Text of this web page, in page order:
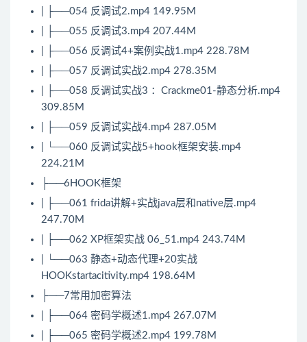
| ├──054 反调试2.mp4 149.95M
| ├──055 反调试3.mp4 207.44M
| ├──056 反调试4+案例实战1.mp4 228.78M
| ├──057 反调试实战2.mp4 278.35M
| ├──058 反调试实战3 ：Crackme01-静态分析.mp4
309.85M
| ├──059 反调试实战4.mp4 287.05M
| └──060 反调试实战5+hook框架安装.mp4
224.21M
├──6HOOK框架
| ├──061 frida讲解+实战java层和native层.mp4
247.70M
| ├──062 XP框架实战 06_51.mp4 243.74M
| └──063 静态+动态代理+20实战
HOOKstartacitivity.mp4 198.64M
├──7常用加密算法
| ├──064 密码学概述1.mp4 267.07M
| ├──065 密码学概述2.mp4 199.78M